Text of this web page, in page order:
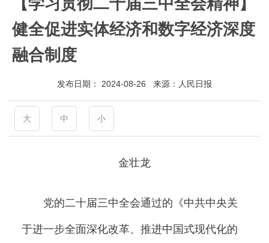
健全促进实体经济和数字经济深度
融合制度
发布日期： 2024-08-26 来源： 人民日报
大 中 小
金壮龙
党的二十届三中全会通过的《中共中央关
于进一步全面深化改革、推进中国式现代化的